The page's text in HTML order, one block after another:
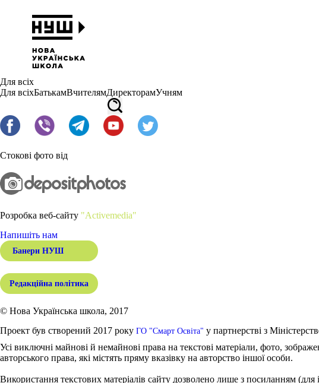
Для всіх
Для всіхБатькамВчителямДиректорамУчням
Стокові фото від
Розробка веб-сайту "Activemedia"
Напишіть нам
Банери НУШ
Редакційна політика
© Нова Українська школа, 2017
Проект був створений 2017 року ГО "Смарт Освіта" у партнерстві з
Усі виключні майнові й немайнові права на текстові матеріали, фото,
авторського права, які містять пряму вказівку на авторство іншої особи.
Використання текстових матеріалів сайту дозволено лише з посиланням